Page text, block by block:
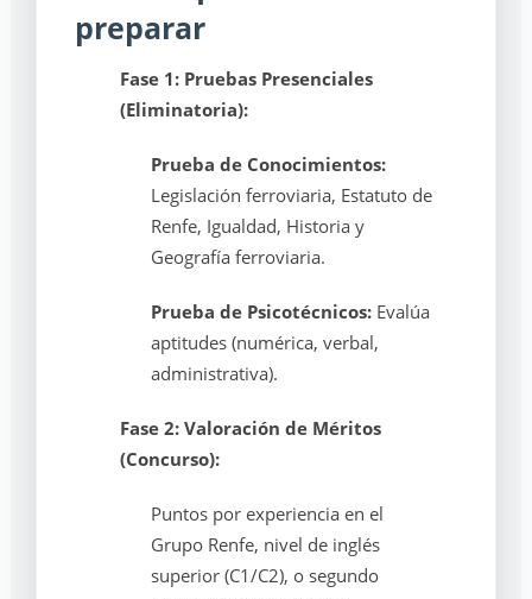
preparar
Fase 1: Pruebas Presenciales
(Eliminatoria):
Prueba de Conocimientos:
Legislación ferroviaria, Estatuto de
Renfe, Igualdad, Historia y
Geografía ferroviaria.
Prueba de Psicotécnicos:Evalúa
aptitudes (numérica, verbal,
administrativa).
Fase 2: Valoración de Méritos
(Concurso):
Puntos por experiencia en el
Grupo Renfe, nivel de inglés
superior (C1/C2), o segundo